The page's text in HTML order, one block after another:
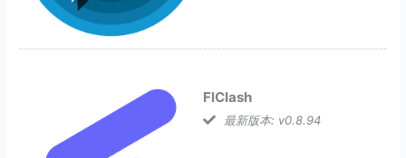
FlClash
最新版本: v0.8.94